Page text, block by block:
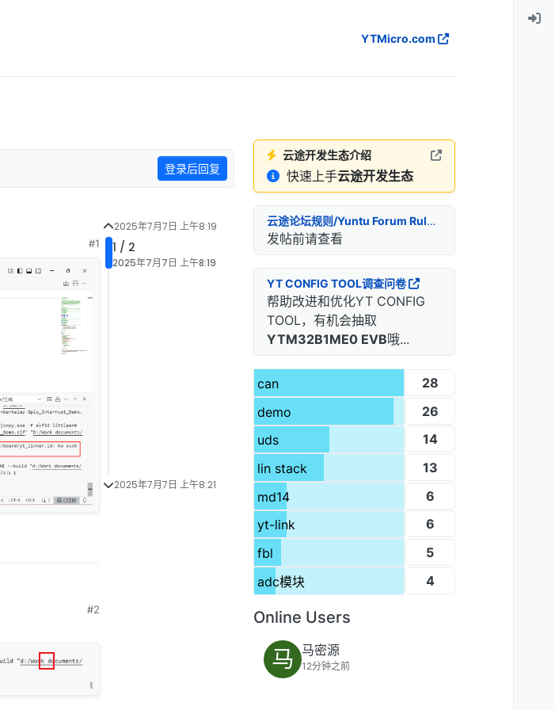
YTMicro.com
登录后回复
#1
#2
2025年7月7日 上午8:19
1 / 2
2025年7月7日 上午8:19
2025年7月7日 上午8:21
云途开发生态介绍
快速上手云途开发生态
云途论坛规则/Yuntu Forum Rules
发帖前请查看
YT CONFIG TOOL调查问卷
帮助改进和优化YT CONFIG
TOOL，有机会抽取
YTM32B1ME0 EVB哦...
can
28
demo
26
uds
14
lin stack
13
md14
6
yt-link
6
fbl
5
adc模块
4
Online Users
马 马密源
12分钟之前